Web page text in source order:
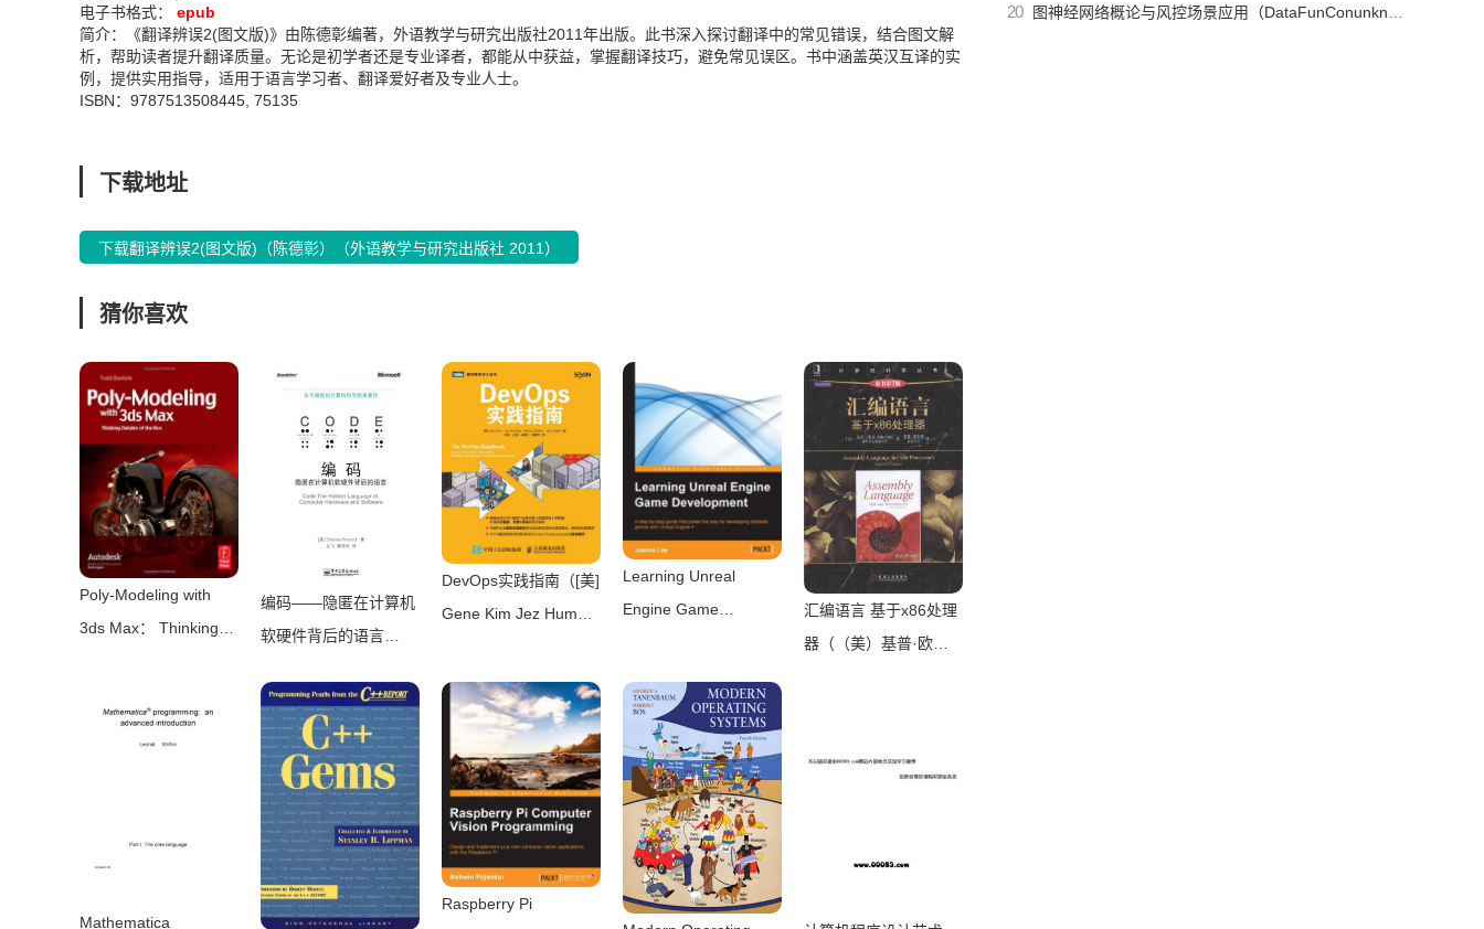
电子书格式：
epub
简介：《翻译辨误2(图文版)》由陈德彰编著，外语教学与研究出版社2011年出版。此书深入探讨翻译中的常见错误，结合图文解
析，帮助读者提升翻译质量。无论是初学者还是专业译者，都能从中获益，掌握翻译技巧，避免常见误区。书中涵盖英汉互译的实
例，提供实用指导，适用于语言学习者、翻译爱好者及专业人士。
ISBN：9787513508445, 75135
下载地址
下载翻译辨误2(图文版)（陈德彰）（外语教学与研究出版社 2011）
猜你喜欢
Poly-Modeling with
3ds Max： Thinking
（Focal Press 2008）
编码——隐匿在计算机
软硬件背后的语言
（电子工业出版社
2012）
DevOps实践指南（[美]
Gene Kim Jez Humble
Willis 译者：刘征 王
磊 马博文 曾朝京）
（2018）
Learning Unreal
Engine Game
that paves the way for
developing fantastic
games with Unreal
Engine 4（Joanna
Lee）（Packt
Publishing 2016）
汇编语言 基于x86处理
器（（美）基普·欧文
Mathematica
Raspberry Pi
20 图神经网络概论与风控场景应用（DataFunConunknown）（DataFunCon 2022）